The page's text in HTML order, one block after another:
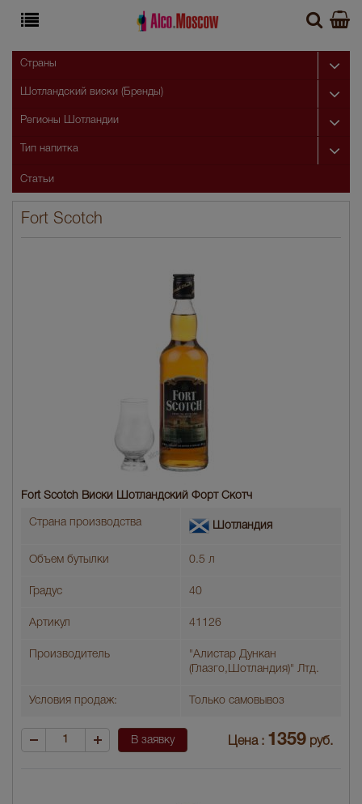
Fort Scotch
Fort Scotch Виски Шотландский Форт Скотч
Страна производства Шотландия
Объем бутылки 0.5 л
Градус 40
Артикул 41126
Производитель
"Алистар Дункан
(Глазго,Шотландия)" Лтд.
Условия продаж: Только самовывоз
В заявку Цена : 1359 руб.
Страны
Шотландский виски (Бренды)
Регионы Шотландии
Тип напитка
Статьи